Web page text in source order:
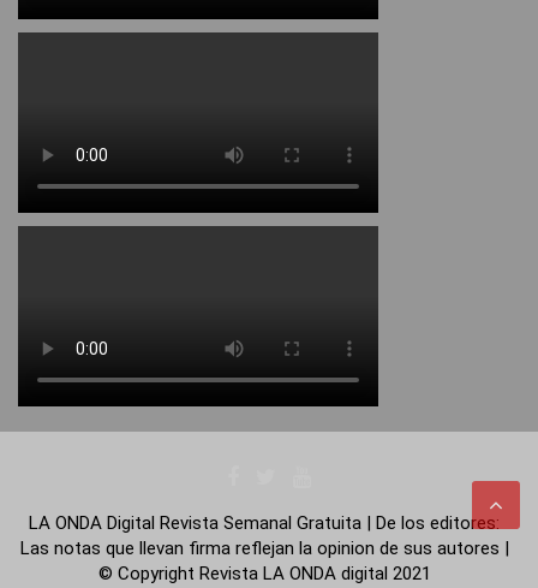
LA ONDA Digital Revista Semanal Gratuita | De los editores:
Las notas que llevan firma reflejan la opinion de sus autores |
© Copyright Revista LA ONDA digital 2021